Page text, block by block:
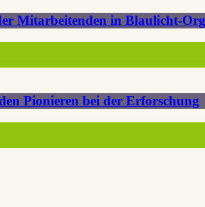
Mitarbeitenden in Blaulicht-
Pionieren bei der Erforschung